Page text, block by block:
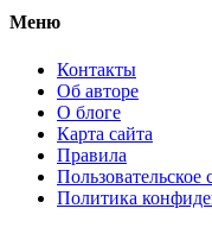
Меню
Контакты
Об авторе
О блоге
Карта сайта
Правила
Пользовательское
Политика